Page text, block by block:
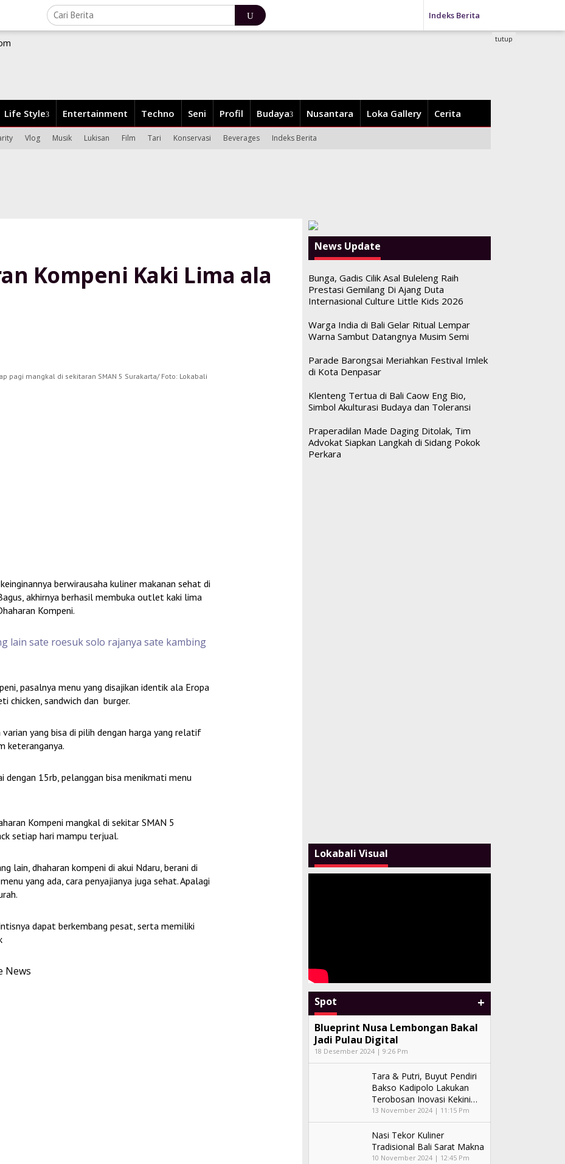
Indeks Berita
Life Style Entertainment Techno Seni Profil Budaya Nusantara Loka Gallery Cerita
Vlog Musik Lukisan Film Tari Konservasi Beverages Indeks Berita
tutup
Kompeni Kaki Lima ala
pagi mangkal di sekitaran SMAN 5 Surakarta/ Foto: Lokabali
berwirausaha kuliner makanan sehat di
akhirnya berhasil membuka outlet kaki lima
Kompeni.
lain sate roesuk solo rajanya sate kambing
pasalnya menu yang disajikan identik ala Eropa
chicken, sandwich dan burger.
yang bisa di pilih dengan harga yang relatif
keteranganya.
dengan 15rb, pelanggan bisa menikmati menu
Kompeni mangkal di sekitar SMAN 5
setiap hari mampu terjual.
lain, dhaharan kompeni di akui Ndaru, berani di
yang ada, cara penyajianya juga sehat. Apalagi
dapat berkembang pesat, serta memiliki
News
News Update
Bunga, Gadis Cilik Asal Buleleng Raih
Prestasi Gemilang Di Ajang Duta
Internasional Culture Little Kids 2026
Warga India di Bali Gelar Ritual Lempar
Warna Sambut Datangnya Musim Semi
Parade Barongsai Meriahkan Festival Imlek
di Kota Denpasar
Klenteng Tertua di Bali Caow Eng Bio,
Simbol Akulturasi Budaya dan Toleransi
Praperadilan Made Daging Ditolak, Tim
Advokat Siapkan Langkah di Sidang Pokok
Perkara
Lokabali Visual
Spot +
Blueprint Nusa Lembongan Bakal
Jadi Pulau Digital
18 Desember 2024 | 9:26 Pm
Tara & Putri, Buyut Pendiri
Bakso Kadipolo Lakukan
Terobosan Inovasi Kekini…
13 November 2024 | 11:15 Pm
Nasi Tekor Kuliner
Tradisional Bali Sarat Makna
10 November 2024 | 12:45 Pm